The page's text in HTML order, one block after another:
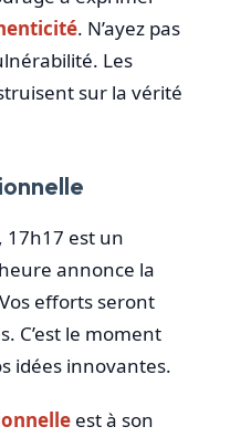
. N’ayez pas
Les
sur la vérité
17h17 est un
annonce la
efforts seront
C’est le moment
idées innovantes.
est à son